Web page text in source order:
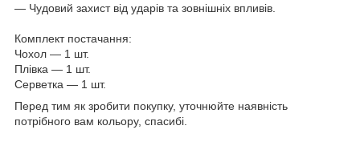
— Чудовий захист від ударів та зовнішніх впливів.
Комплект постачання:
Чохол — 1 шт.
Плівка — 1 шт.
Серветка — 1 шт.
Перед тим як зробити покупку, уточнюйте наявність
потрібного вам кольору, спасибі.